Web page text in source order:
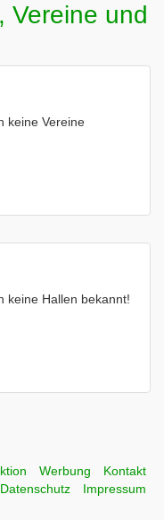
Vereine und
keine Vereine
keine Hallen bekannt!
Werbung
Kontakt
Datenschutz
Impressum